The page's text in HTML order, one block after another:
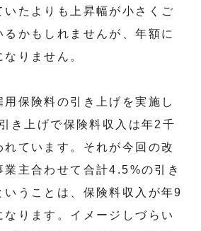
いたよりも上昇幅が小さくご
かもしれませんが、年額に
りません。
用保険料の引き上げを実施し
き上げで保険料収入は年2千
ています。それが今回の改
業主合わせて合計4.5%の引き
いうことは、保険料収入が年9
ります。イメージしづらい